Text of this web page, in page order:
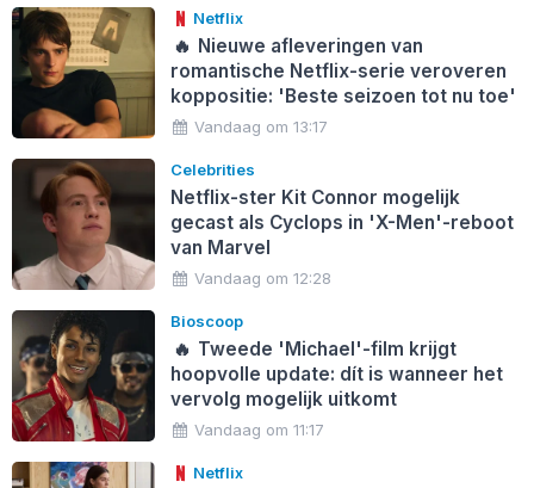
Netflix
🔥 Nieuwe afleveringen van
romantische Netflix-serie veroveren
koppositie: 'Beste seizoen tot nu toe'
Vandaag om 13:17
Celebrities
Netflix-ster Kit Connor mogelijk
gecast als Cyclops in 'X-Men'-reboot
van Marvel
Vandaag om 12:28
Bioscoop
🔥 Tweede 'Michael'-film krijgt
hoopvolle update: dít is wanneer het
vervolg mogelijk uitkomt
Vandaag om 11:17
Netflix